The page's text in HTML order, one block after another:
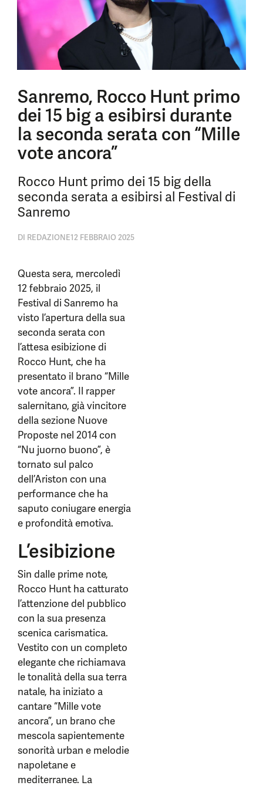
Sanremo, Rocco Hunt primo
dei 15 big a esibirsi durante
la seconda serata con “Mille
vote ancora”
Rocco Hunt primo dei 15 big della
seconda serata a esibirsi al Festival di
Sanremo
DI REDAZIONE12 FEBBRAIO 2025
Questa sera, mercoledì
12 febbraio 2025, il
Festival di Sanremo ha
visto l’apertura della sua
seconda serata con
l’attesa esibizione di
Rocco Hunt, che ha
presentato il brano “Mille
vote ancora”. Il rapper
salernitano, già vincitore
della sezione Nuove
Proposte nel 2014 con
“Nu juorno buono”, è
tornato sul palco
dell’Ariston con una
performance che ha
saputo coniugare energia
e profondità emotiva.
L’esibizione
Sin dalle prime note,
Rocco Hunt ha catturato
l’attenzione del pubblico
con la sua presenza
scenica carismatica.
Vestito con un completo
elegante che richiamava
le tonalità della sua terra
natale, ha iniziato a
cantare “Mille vote
ancora”, un brano che
mescola sapientemente
sonorità urban e melodie
napoletane e
mediterranee. La